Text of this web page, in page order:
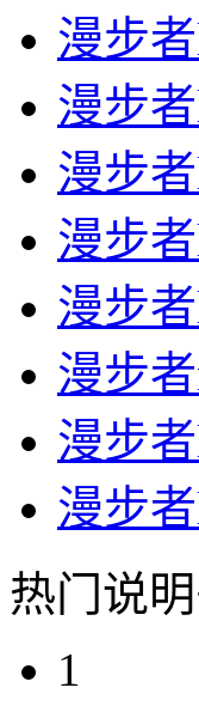
漫步
漫步
漫步
漫步
漫步
漫步
漫步
漫步
热门说
1